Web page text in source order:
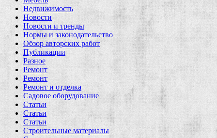
Недвижимость
Новости
Новости и тренды
Нормы и законодательство
Обзор авторских работ
Публикации
Разное
Ремонт
Ремонт
Ремонт и отделка
Садовое оборудование
Статьи
Статьи
Статьи
Строительные материалы